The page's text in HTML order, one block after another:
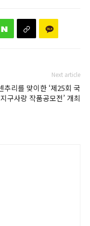
Next article
추리를 맞이한 ‘제25회 국
구사랑 작품공모전’ 개최